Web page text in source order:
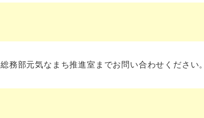
務部元気なまち推進室までお問い合わせください。